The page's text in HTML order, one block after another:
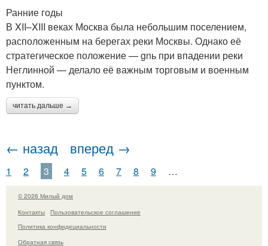
Ранние годы
В XII–XIII веках Москва была небольшим поселением,
расположенным на берегах реки Москвы. Однако её
стратегическое положение — gnь при впадении реки
Неглинной — делало её важным торговым и военным
пунктом.
читать дальше →
← назад вперед →
1 2 3 4 5 6 7 8 9 …
© 2026 Милый дом
Контакты
Пользовательское соглашение
Политика конфидециальности
Обратная связь